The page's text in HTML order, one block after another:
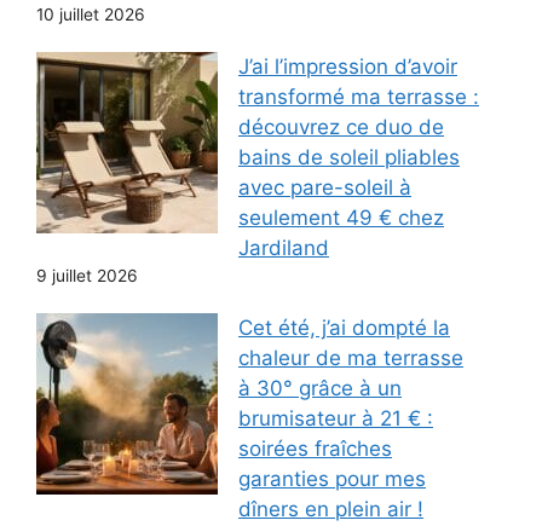
10 juillet 2026
J’ai l’impression d’avoir
transformé ma terrasse :
découvrez ce duo de
bains de soleil pliables
avec pare-soleil à
seulement 49 € chez
Jardiland
9 juillet 2026
Cet été, j’ai dompté la
chaleur de ma terrasse
à 30° grâce à un
brumisateur à 21 € :
soirées fraîches
garanties pour mes
dîners en plein air !